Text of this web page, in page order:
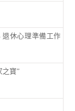
退休心理準備工作
之寶”